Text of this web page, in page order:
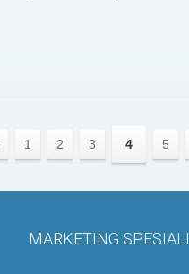
1 2 3 4 5
MARKETING